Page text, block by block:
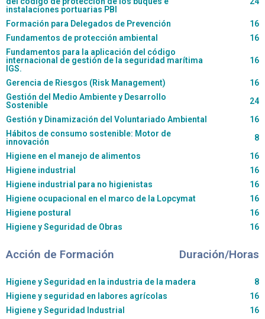
instalaciones portuarias PBI
Formación para Delegados de Prevención
16
Fundamentos de protección ambiental
16
Fundamentos para la aplicación del código
internacional de gestión de la seguridad marítima
IGS.
16
Gerencia de Riesgos (Risk Management)
16
Gestión del Medio Ambiente y Desarrollo
Sostenible
24
Gestión y Dinamización del Voluntariado Ambiental
16
Hábitos de consumo sostenible: Motor de
innovación
8
Higiene en el manejo de alimentos
16
Higiene industrial
16
Higiene industrial para no higienistas
16
Higiene ocupacional en el marco de la Lopcymat
16
Higiene postural
16
Higiene y Seguridad de Obras
16
Acción de Formación Duración/Horas
Higiene y Seguridad en la industria de la madera
8
Higiene y seguridad en labores agrícolas
16
Higiene y Seguridad Industrial
16